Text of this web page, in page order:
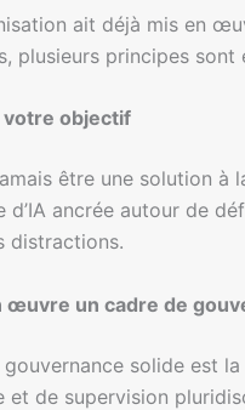
ait déjà mis en
plusieurs principes sont
votre objectif
être une solution
d’IA ancrée autour de
distractions.
œuvre un cadre de
solide est
et de supervision